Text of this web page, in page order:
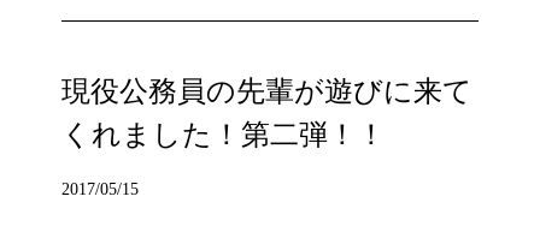
現役公務員の先輩が遊びに来て
くれました！第二弾！！
2017/05/15